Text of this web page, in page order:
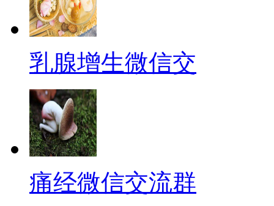
乳腺增生微信交
痛经微信交流群